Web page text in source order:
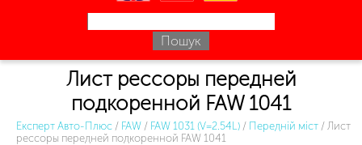
Лист рессоры передней
подкоренной FAW 1041
Експерт Авто-Плюс / FAW / FAW 1031 (V=2.54L) / Передній міст / Лист
рессоры передней подкоренной FAW 1041